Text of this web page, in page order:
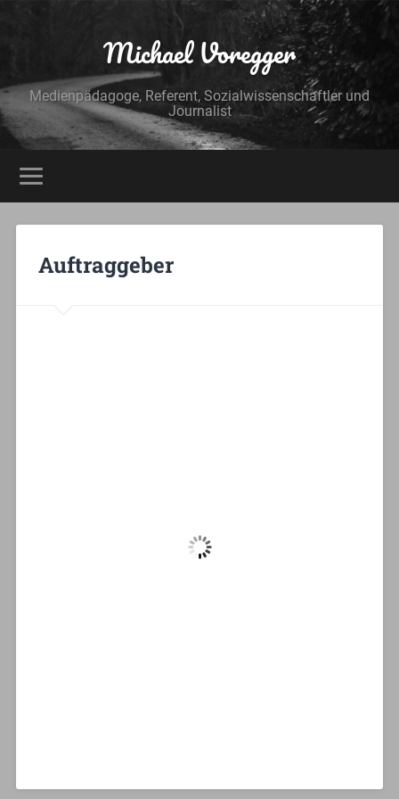
Michael Voregger
Medienpädagoge, Referent, Sozialwissenschaftler und
Journalist
Auftraggeber